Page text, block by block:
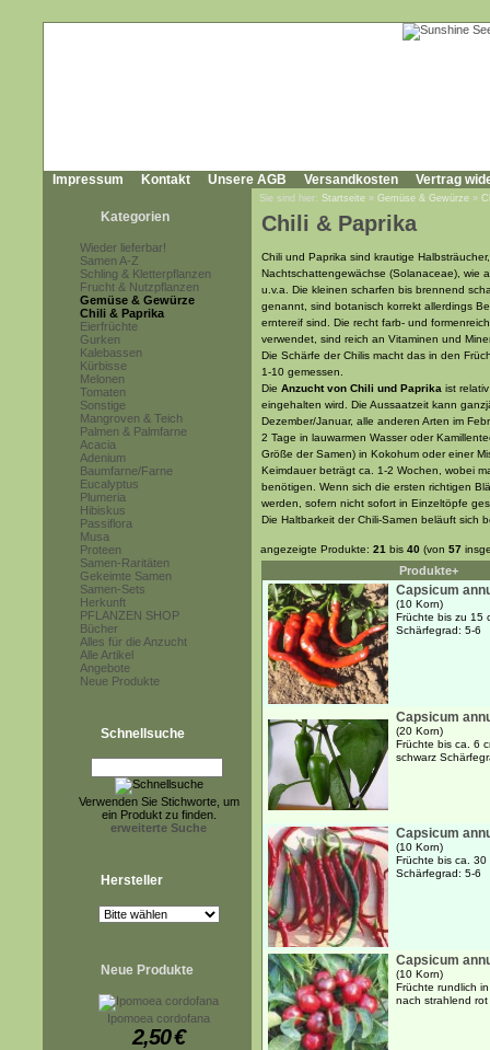
Impressum Kontakt Unsere AGB Versandkosten Vertrag
Kategorien
Wieder lieferbar!
Samen A-Z
Schling & Kletterpflanzen
Frucht & Nutzpflanzen
Gemüse & Gewürze
Chili & Paprika
Eierfrüchte
Gurken
Kalebassen
Kürbisse
Melonen
Tomaten
Sonstige
Mangroven & Teich
Palmen & Palmfarne
Acacia
Adenium
Baumfarne/Farne
Eucalyptus
Plumeria
Hibiskus
Passiflora
Musa
Proteen
Samen-Raritäten
Gekeimte Samen
Samen-Sets
Herkunft
PFLANZEN SHOP
Bücher
Alles für die Anzucht
Alle Artikel
Angebote
Neue Produkte
Schnellsuche
Verwenden Sie Stichworte, um
ein Produkt zu finden.
erweiterte Suche
Hersteller
Neue Produkte
Ipomoea cordofana
2,50€
Sie sind hier: Startseite » Gemüse & Gewürze »
Chili & Paprika
Chili und Paprika sind krautige
Nachtschattengewächse (Solanaceae), wie
u.v.a. Die kleinen scharfen bis brennend
genannt, sind botanisch korrekt allerdings
erntereif sind. Die recht farb- und
verwendet, sind reich an Vitaminen und
Die Schärfe der Chilis macht das in den
1-10 gemessen.
Die Anzucht von Chili und Paprika ist
eingehalten wird. Die Aussaatzeit kann
Dezember/Januar, alle anderen Arten im
2 Tage in lauwarmen Wasser oder
Größe der Samen) in Kokohum oder einer
Keimdauer beträgt ca. 1-2 Wochen, wobei
benötigen. Wenn sich die ersten richtigen
werden, sofern nicht sofort in Einzeltöpfe
Die Haltbarkeit der Chili-Samen beläuft sich
angezeigte Produkte: 21 bis 40 (von 57
Produkte+
Capsicum
(10 Korn)
Früchte bis zu 15
Schärfegrad: 5-6
Capsicum
(20 Korn)
Früchte bis ca. 6
schwarz
Capsicum
(10 Korn)
Früchte bis ca.
Schärfegrad: 5-6
Capsicum
(10 Korn)
Früchte rundlich
nach strahlend